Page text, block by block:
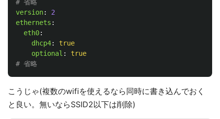
# 省略
version:
2
ethernets :
eth0:
dhcp4:
true
optional :
true
# 省略
こうじゃ(複数のwifiを使えるなら同時に書き込んでおく
と良い。無いならSSID2以下は削除)